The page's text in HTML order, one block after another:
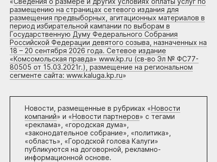
размещению на страницах сетевого издания для
размещения предвыборных, агитационных материалов в
период избирательной кампании по выборам в
Государственную Думу Федерального Собрания
Российской Федерации девятого созыва, назначенных на
18 – 20 сентября 2026 года. Сетевое издание
«Комсомольская правда» www.kp.ru (св-во Эл № ФС77-
80505 от 15.03.2021г.), размещение на региональном
сегменте сайта: www.kaluga.kp.ru»
Новости, размещенные в рубриках «Новости
компаний» и «Новости партнеров» с тегами
«реклама», «городская дума»,
«законодательное собрание», «политика»,
«область», «Городской голова Калуги»
публикуются на договорной, рекламно-
информационной основе.